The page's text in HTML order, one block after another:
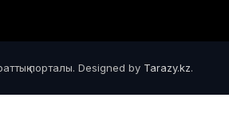
порталы. Designed by Tarazy.kz.